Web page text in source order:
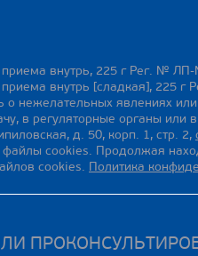
приема внутрь, 225 г Рег. №
внутрь [сладкая], 225
о нежелательных явлениях
в регуляторные органы
д. 50, корп. 1, стр. 2,
файлы cookies. Продолжая
cookies. Политика